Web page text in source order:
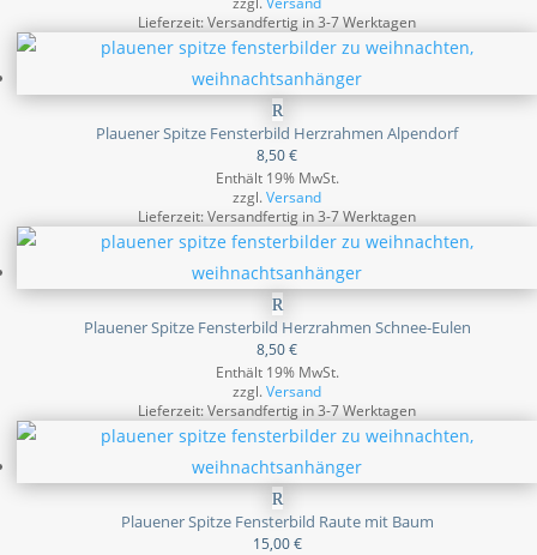
Lieferzeit: Versandfertig in 3-7 Werktagen
Plauener Spitze Fensterbild Herzrahmen Alpendorf
8,50€
Enthält 19% MwSt.
zzgl.Versand
Lieferzeit: Versandfertig in 3-7 Werktagen
Plauener Spitze Fensterbild Herzrahmen Schnee-Eulen
8,50€
Enthält 19% MwSt.
zzgl.Versand
Lieferzeit: Versandfertig in 3-7 Werktagen
Plauener Spitze Fensterbild Raute mit Baum
15,00€